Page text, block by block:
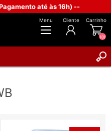
até às 16h) --
Menu Cliente Carrinho
(0)